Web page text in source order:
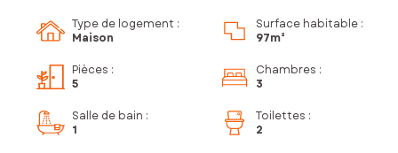
Type de logement :
Maison
Surface habitable :
97m²
Pièces :
5
Chambres :
3
Salle de bain :
1
Toilettes :
2